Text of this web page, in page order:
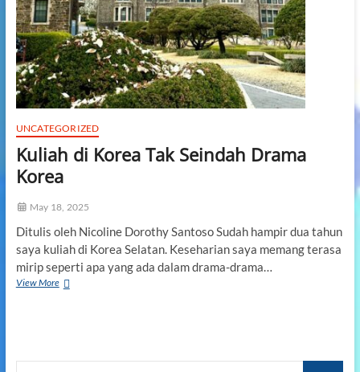
a
n
a
d
i
B
a
l
k
K
e
m
n
n
g
a
n
S
K
UNCATEGORIZED
Kuliah di Korea Tak Seindah Drama
Korea
May 18, 2025
Ditulis oleh Nicoline Dorothy Santoso Sudah hampir dua tahun
saya kuliah di Korea Selatan. Keseharian saya memang terasa
mirip seperti apa yang ada dalam drama-drama…
View MoreK